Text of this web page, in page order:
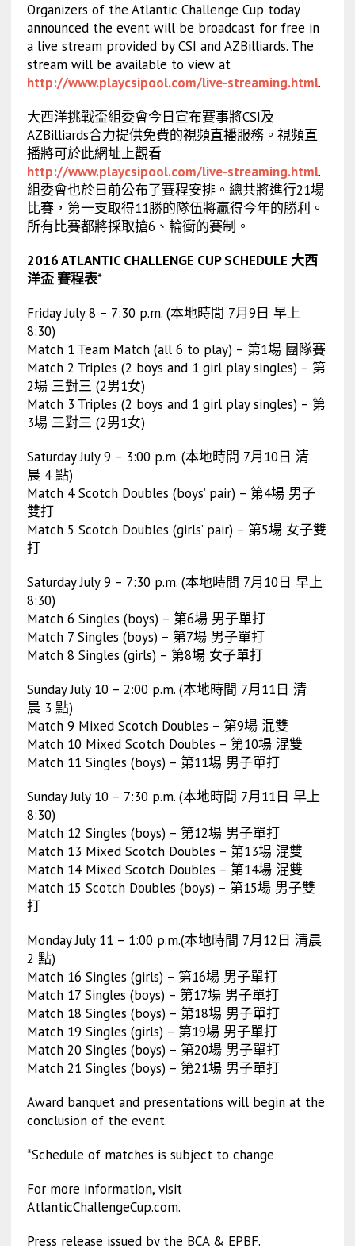
Organizers of the Atlantic Challenge Cup today
announced the event will be broadcast for free in
a live stream provided by CSI and AZBilliards. The
stream will be available to view at
http://www.playcsipool.com/live-streaming.html.
大西洋挑戰盃組委會今日宣布賽事將CSI及
AZBilliards合力提供免費的視頻直播服務。視頻直
播將可於此網址上觀看
http://www.playcsipool.com/live-streaming.html.
組委會也於日前公布了賽程安排。總共將進行21場
比賽，第一支取得11勝的隊伍將贏得今年的勝利。
所有比賽都將採取搶6、輪衝的賽制。
2016 ATLANTIC CHALLENGE CUP SCHEDULE 大西
洋盃 賽程表*
Friday July 8 – 7:30 p.m. (本地時間 7月9日 早上
8:30)
Match 1 Team Match (all 6 to play) – 第1場 團隊賽
Match 2 Triples (2 boys and 1 girl play singles) – 第
2場 三對三 (2男1女)
Match 3 Triples (2 boys and 1 girl play singles) – 第
3場 三對三 (2男1女)
Saturday July 9 – 3:00 p.m. (本地時間 7月10日 清
晨 4 點)
Match 4 Scotch Doubles (boys’ pair) – 第4場 男子
雙打
Match 5 Scotch Doubles (girls’ pair) – 第5場 女子雙
打
Saturday July 9 – 7:30 p.m. (本地時間 7月10日 早上
8:30)
Match 6 Singles (boys) – 第6場 男子單打
Match 7 Singles (boys) – 第7場 男子單打
Match 8 Singles (girls) – 第8場 女子單打
Sunday July 10 – 2:00 p.m. (本地時間 7月11日 清
晨 3 點)
Match 9 Mixed Scotch Doubles – 第9場 混雙
Match 10 Mixed Scotch Doubles – 第10場 混雙
Match 11 Singles (boys) – 第11場 男子單打
Sunday July 10 – 7:30 p.m. (本地時間 7月11日 早上
8:30)
Match 12 Singles (boys) – 第12場 男子單打
Match 13 Mixed Scotch Doubles – 第13場 混雙
Match 14 Mixed Scotch Doubles – 第14場 混雙
Match 15 Scotch Doubles (boys) – 第15場 男子雙
打
Monday July 11 – 1:00 p.m.(本地時間 7月12日 清晨
2 點)
Match 16 Singles (girls) – 第16場 男子單打
Match 17 Singles (boys) – 第17場 男子單打
Match 18 Singles (boys) – 第18場 男子單打
Match 19 Singles (girls) – 第19場 男子單打
Match 20 Singles (boys) – 第20場 男子單打
Match 21 Singles (boys) – 第21場 男子單打
Award banquet and presentations will begin at the
conclusion of the event.
*Schedule of matches is subject to change
For more information, visit
AtlanticChallengeCup.com.
Press release issued by the BCA & EPBF.